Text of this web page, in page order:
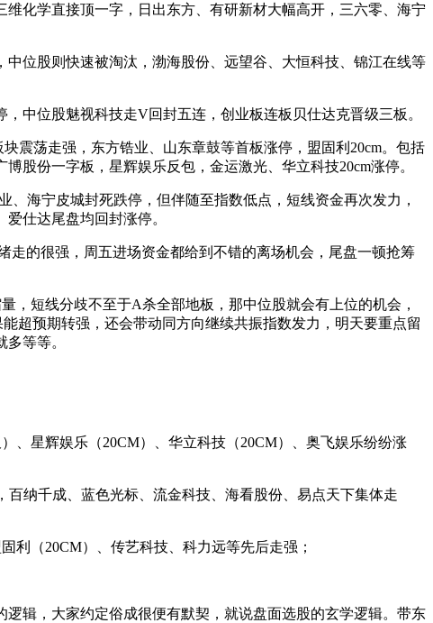
化学直接顶一字，日出东方、有研新材大幅高开，三六零、海宁
位股则快速被淘汰，渤海股份、远望谷、大恒科技、锦江在线等
中位股魅视科技走V回封五连，创业板连板贝仕达克晋级三板。
震荡走强，东方锆业、山东章鼓等首板涨停，盟固利20cm。包括
股份一字板，星辉娱乐反包，金运激光、华立科技20cm涨停。
海宁皮城封死跌停，但伴随至指数低点，短线资金再次发力，
仕达尾盘均回封涨停。
走的很强，周五进场资金都给到不错的离场机会，尾盘一顿抢筹
，短线分歧不至于A杀全部地板，那中位股就会有上位的机会，
超预期转强，还会带动同方向继续共振指数发力，明天要重点留
等等。
、星辉娱乐（20CM）、华立科技（20CM）、奥飞娱乐纷纷涨
纳千成、蓝色光标、流金科技、海看股份、易点天下集体走
利（20CM）、传艺科技、科力远等先后走强；
辑，大家约定俗成很便有默契，就说盘面选股的玄学逻辑。带东